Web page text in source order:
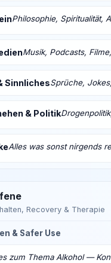
Philosophie, Spiritualität,
Musik, Podcasts,
SinnlichesSprüche,
& Politik
Alles was sonst nirgends
Recovery & Therapie
& Safer Use
zum Thema Alkohol —